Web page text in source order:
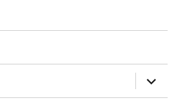
раскрыть
дочернее
меню